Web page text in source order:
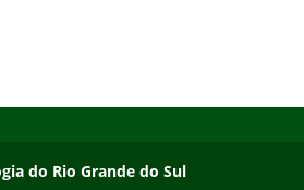
do Rio Grande do Sul